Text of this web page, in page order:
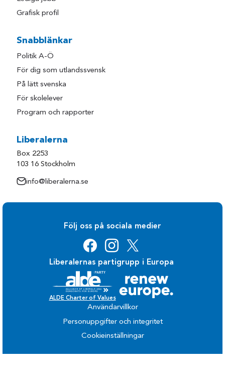
Grafisk profil
Snabblänkar
Politik A-Ö
För dig som utlandssvensk
På lätt svenska
För skolelever
Program och rapporter
Liberalerna
Box 2253
103 16 Stockholm
info@liberalerna.se
Följ oss på sociala medier
Liberalernas partigrupp i Europa
ALDE Charter of Values
Användarvillkor
Personuppgifter och integritet
Cookieinställningar